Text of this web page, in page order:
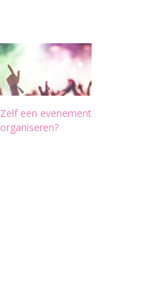
Zelf een evenement
organiseren?